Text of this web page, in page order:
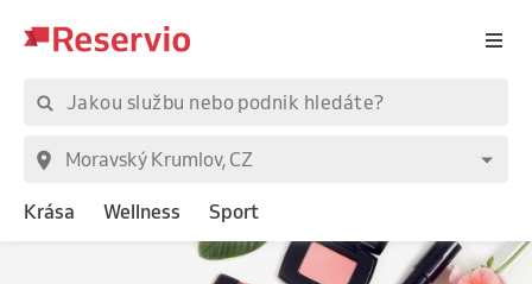
Krása Wellness Sport